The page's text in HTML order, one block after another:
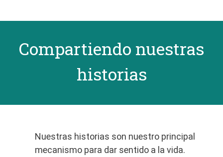
Compartiendo nuestras
historias
Nuestras historias son nuestro principal
mecanismo para dar sentido a la vida.